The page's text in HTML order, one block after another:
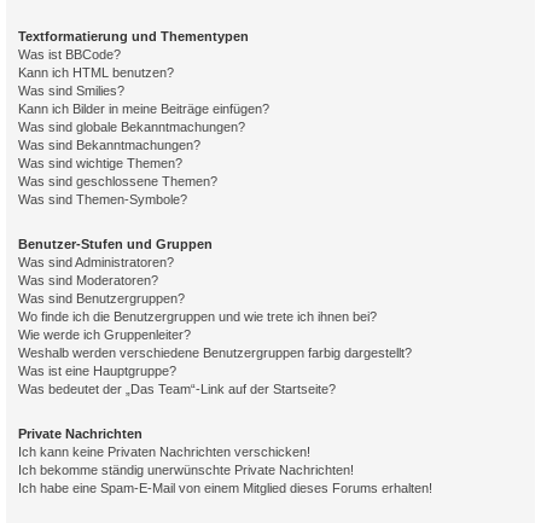
Textformatierung und Thementypen
Was ist BBCode?
Kann ich HTML benutzen?
Was sind Smilies?
Kann ich Bilder in meine Beiträge einfügen?
Was sind globale Bekanntmachungen?
Was sind Bekanntmachungen?
Was sind wichtige Themen?
Was sind geschlossene Themen?
Was sind Themen-Symbole?
Benutzer-Stufen und Gruppen
Was sind Administratoren?
Was sind Moderatoren?
Was sind Benutzergruppen?
Wo finde ich die Benutzergruppen und wie trete ich ihnen bei?
Wie werde ich Gruppenleiter?
Weshalb werden verschiedene Benutzergruppen farbig dargestellt?
Was ist eine Hauptgruppe?
Was bedeutet der „Das Team“-Link auf der Startseite?
Private Nachrichten
Ich kann keine Privaten Nachrichten verschicken!
Ich bekomme ständig unerwünschte Private Nachrichten!
Ich habe eine Spam-E-Mail von einem Mitglied dieses Forums erhalten!